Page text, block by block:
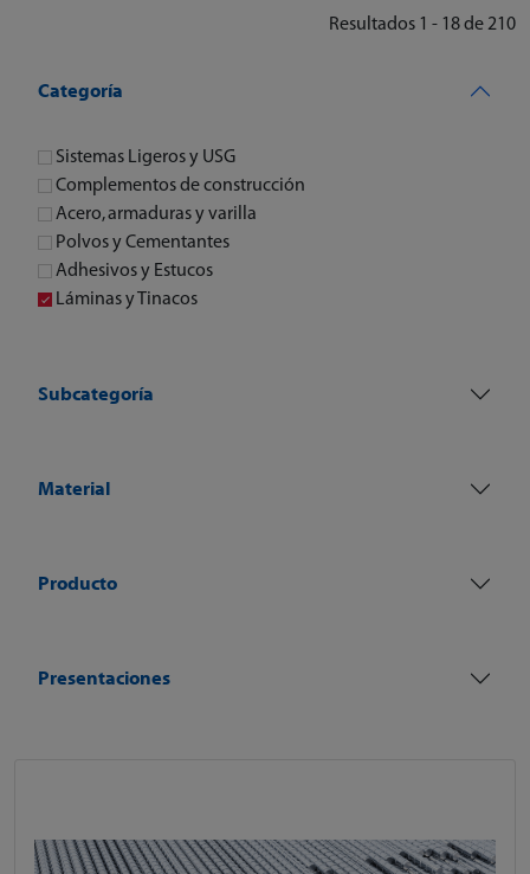
Resultados 1 - 18 de 210
Categoría
Sistemas Ligeros y USG
Complementos de construcción
Acero, armaduras y varilla
Polvos y Cementantes
Adhesivos y Estucos
Láminas y Tinacos
Subcategoría
Material
Producto
Presentaciones